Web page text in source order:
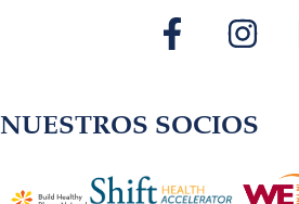
NUESTROS SOCIOS